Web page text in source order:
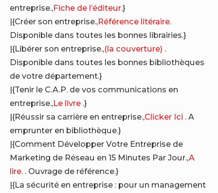
entreprise.,Fiche de l’éditeur.}
|{Créer son entreprise.,Référence litéraire.
Disponible dans toutes les bonnes librairies.}
|{Libérer son entreprise.,(la couverture) .
Disponible dans toutes les bonnes bibliothèques
de votre département.}
|{Tenir le C.A.P. de vos communications en
entreprise.,Le livre .}
|{Réussir sa carrière en entreprise.,Clicker Ici . A
emprunter en bibliothèque.}
|{Comment Développer Votre Entreprise de
Marketing de Réseau en 15 Minutes Par Jour.,A
lire. . Ouvrage de référence.}
|{La sécurité en entreprise : pour un management